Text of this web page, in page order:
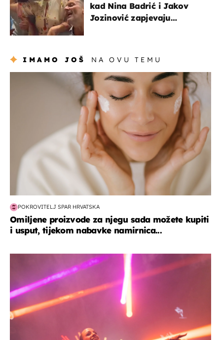
kad Nina Badrić i Jakov
Jozinović zapjevaju
IMAMO JOŠ NA OVU TEMU
moda & ljepota
POKROVITELJ SPAR HRVATSKA
Omiljene proizvode za njegu sada možete kupiti
i usput, tijekom nabavke namirnica...